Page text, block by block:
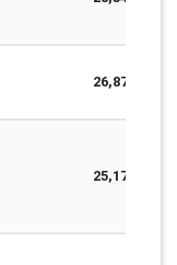
26,878,885
25,175,171